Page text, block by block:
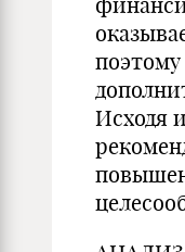
Исходя